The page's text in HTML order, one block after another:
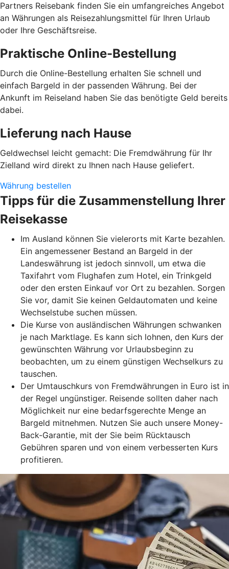
Partners Reisebank finden Sie ein umfangreiches Angebot
an Währungen als Reisezahlungsmittel für Ihren Urlaub
oder Ihre Geschäftsreise.
Praktische Online-Bestellung
Durch die Online-Bestellung erhalten Sie schnell und
einfach Bargeld in der passenden Währung. Bei der
Ankunft im Reiseland haben Sie das benötigte Geld bereits
dabei.
Lieferung nach Hause
Geldwechsel leicht gemacht: Die Fremdwährung für Ihr
Zielland wird direkt zu Ihnen nach Hause geliefert.
Währung bestellen
Tipps für die Zusammenstellung Ihrer
Reisekasse
Im Ausland können Sie vielerorts mit Karte bezahlen.
Ein angemessener Bestand an Bargeld in der
Landeswährung ist jedoch sinnvoll, um etwa die
Taxifahrt vom Flughafen zum Hotel, ein Trinkgeld
oder den ersten Einkauf vor Ort zu bezahlen. Sorgen
Sie vor, damit Sie keinen Geldautomaten und keine
Wechselstube suchen müssen.
Die Kurse von ausländischen Währungen schwanken
je nach Marktlage. Es kann sich lohnen, den Kurs der
gewünschten Währung vor Urlaubsbeginn zu
beobachten, um zu einem günstigen Wechselkurs zu
tauschen.
Der Umtauschkurs von Fremdwährungen in Euro ist in
der Regel ungünstiger. Reisende sollten daher nach
Möglichkeit nur eine bedarfsgerechte Menge an
Bargeld mitnehmen. Nutzen Sie auch unsere Money-
Back-Garantie, mit der Sie beim Rücktausch
Gebühren sparen und von einem verbesserten Kurs
profitieren.